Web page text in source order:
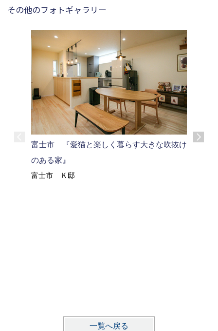
その他のフォトギャラリー
富士市 『愛猫と楽しく暮らす大きな吹抜け
のある家』
富士市 Ｋ邸
富士市
一覧へ戻る